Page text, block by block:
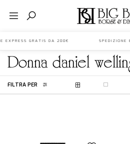
EXPRESS GRATIS DA 200€
donnadaniel
FILTRA PER